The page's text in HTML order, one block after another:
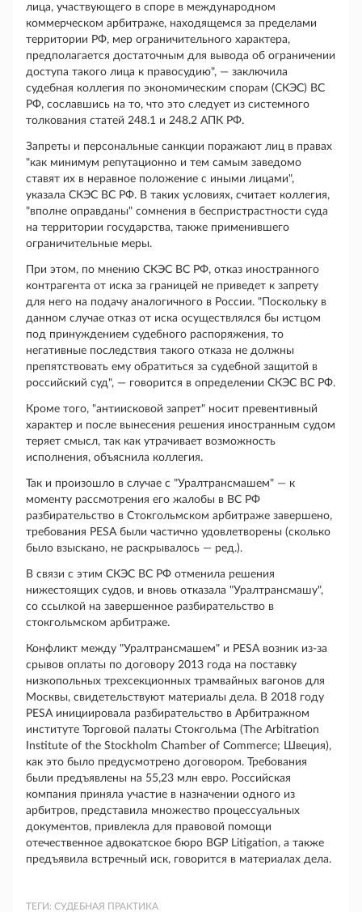
лица, участвующего в споре в международном
коммерческом арбитраже, находящемся за пределами
территории РФ, мер ограничительного характера,
предполагается достаточным для вывода об ограничении
доступа такого лица к правосудию", — заключила
судебная коллегия по экономическим спорам (СКЭС) ВС
РФ, сославшись на то, что это следует из системного
толкования статей 248.1 и 248.2 АПК РФ.
Запреты и персональные санкции поражают лиц в правах
"как минимум репутационно и тем самым заведомо
ставят их в неравное положение с иными лицами",
указала СКЭС ВС РФ. В таких условиях, считает коллегия,
"вполне оправданы" сомнения в беспристрастности суда
на территории государства, также применившего
ограничительные меры.
При этом, по мнению СКЭС ВС РФ, отказ иностранного
контрагента от иска за границей не приведет к запрету
для него на подачу аналогичного в России. "Поскольку в
данном случае отказ от иска осуществлялся бы истцом
под принуждением судебного распоряжения, то
негативные последствия такого отказа не должны
препятствовать ему обратиться за судебной защитой в
российский суд", — говорится в определении СКЭС ВС РФ.
Кроме того, "антиисковой запрет" носит превентивный
характер и после вынесения решения иностранным судом
теряет смысл, так как утрачивает возможность
исполнения, объяснила коллегия.
Так и произошло в случае с "Уралтрансмашем" — к
моменту рассмотрения его жалобы в ВС РФ
разбирательство в Стокгольмском арбитраже завершено,
требования PESA были частично удовлетворены (сколько
было взыскано, не раскрывалось — ред.).
В связи с этим СКЭС ВС РФ отменила решения
нижестоящих судов, и вновь отказала "Уралтрансмашу",
со ссылкой на завершенное разбирательство в
стокгольмском арбитраже.
Конфликт между "Уралтрансмашем" и PESA возник из-за
срывов оплаты по договору 2013 года на поставку
низкопольных трехсекционных трамвайных вагонов для
Москвы, свидетельствуют материалы дела. В 2018 году
PESA инициировала разбирательство в Арбитражном
институте Торговой палаты Стокгольма (The Arbitration
Institute of the Stockholm Chamber of Commerce; Швеция),
как это было предусмотрено договором. Требования
были предъявлены на 55,23 млн евро. Российская
компания приняла участие в назначении одного из
арбитров, представила множество процессуальных
документов, привлекла для правовой помощи
отечественное адвокатское бюро BGP Litigation, а также
предъявила встречный иск, говорится в материалах дела.
ТЕГИ: СУДЕБНАЯ ПРАКТИКА